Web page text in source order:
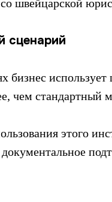
швейцарской
сценарий
бизнес
чем стандартный
этого
документальное